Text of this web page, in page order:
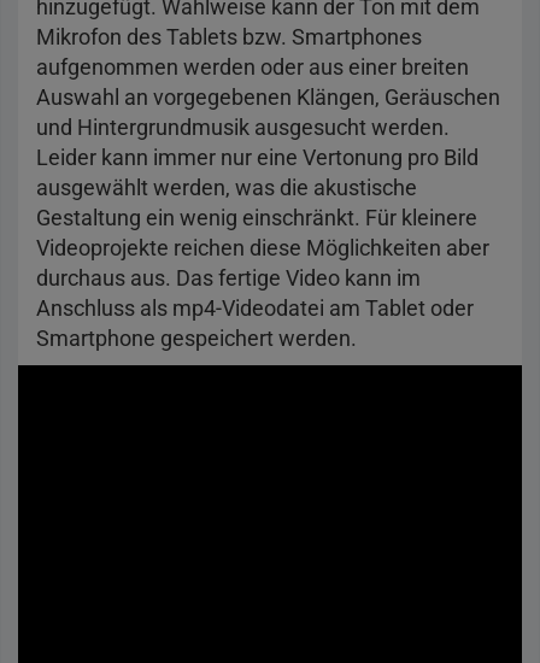
hinzugefügt. Wahlweise kann der Ton mit dem
Mikrofon des Tablets bzw. Smartphones
aufgenommen werden oder aus einer breiten
Auswahl an vorgegebenen Klängen, Geräuschen
und Hintergrundmusik ausgesucht werden.
Leider kann immer nur eine Vertonung pro Bild
ausgewählt werden, was die akustische
Gestaltung ein wenig einschränkt. Für kleinere
Videoprojekte reichen diese Möglichkeiten aber
durchaus aus. Das fertige Video kann im
Anschluss als mp4-Videodatei am Tablet oder
Smartphone gespeichert werden.